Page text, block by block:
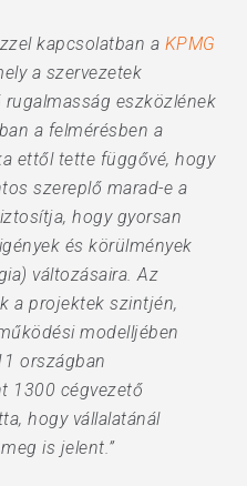
kapcsolatban a KPMG
a szervezetek
rugalmasság eszközlének
a felmérésben a
ettől tette függővé, hogy
szereplő marad-e a
hogy gyorsan
és körülmények
változásaira. Az
a projektek szintjén,
modelljében
országban
1300 cégvezető
hogy vállalatánál
is jelent.”